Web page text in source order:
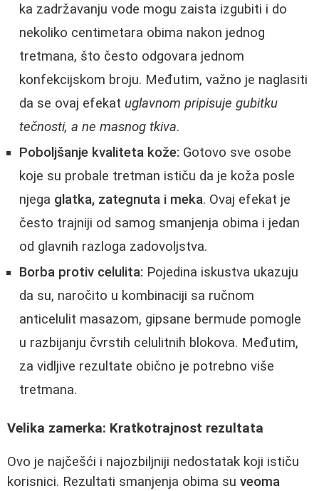
ka zadržavanju vode mogu zaista izgubiti i do
nekoliko centimetara obima nakon jednog
tretmana, što često odgovara jednom
konfekcijskom broju. Međutim, važno je naglasiti
da se ovaj efekat uglavnom pripisuje gubitku
tečnosti, a ne masnog tkiva.
Poboljšanje kvaliteta kože: Gotovo sve osobe
koje su probale tretman ističu da je koža posle
njega glatka, zategnuta i meka. Ovaj efekat je
često trajniji od samog smanjenja obima i jedan
od glavnih razloga zadovoljstva.
Borba protiv celulita: Pojedina iskustva ukazuju
da su, naročito u kombinaciji sa ručnom
anticelulit masazom, gipsane bermude pomogle
u razbijanju čvrstih celulitnih blokova. Međutim,
za vidljive rezultate obično je potrebno više
tretmana.
Velika zamerka: Kratkotrajnost rezultata
Ovo je najčešći i najozbiljniji nedostatak koji ističu
korisnici. Rezultati smanjenja obima su veoma